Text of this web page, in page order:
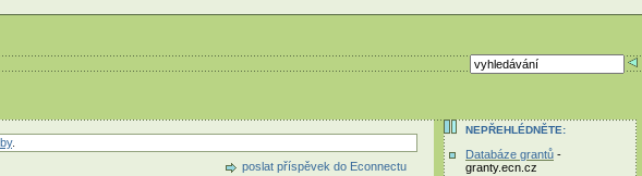
.
poslat příspěvek do Econnectu
NEPŘEHLÉDNĚTE:
Databáze grantů -
granty.ecn.cz